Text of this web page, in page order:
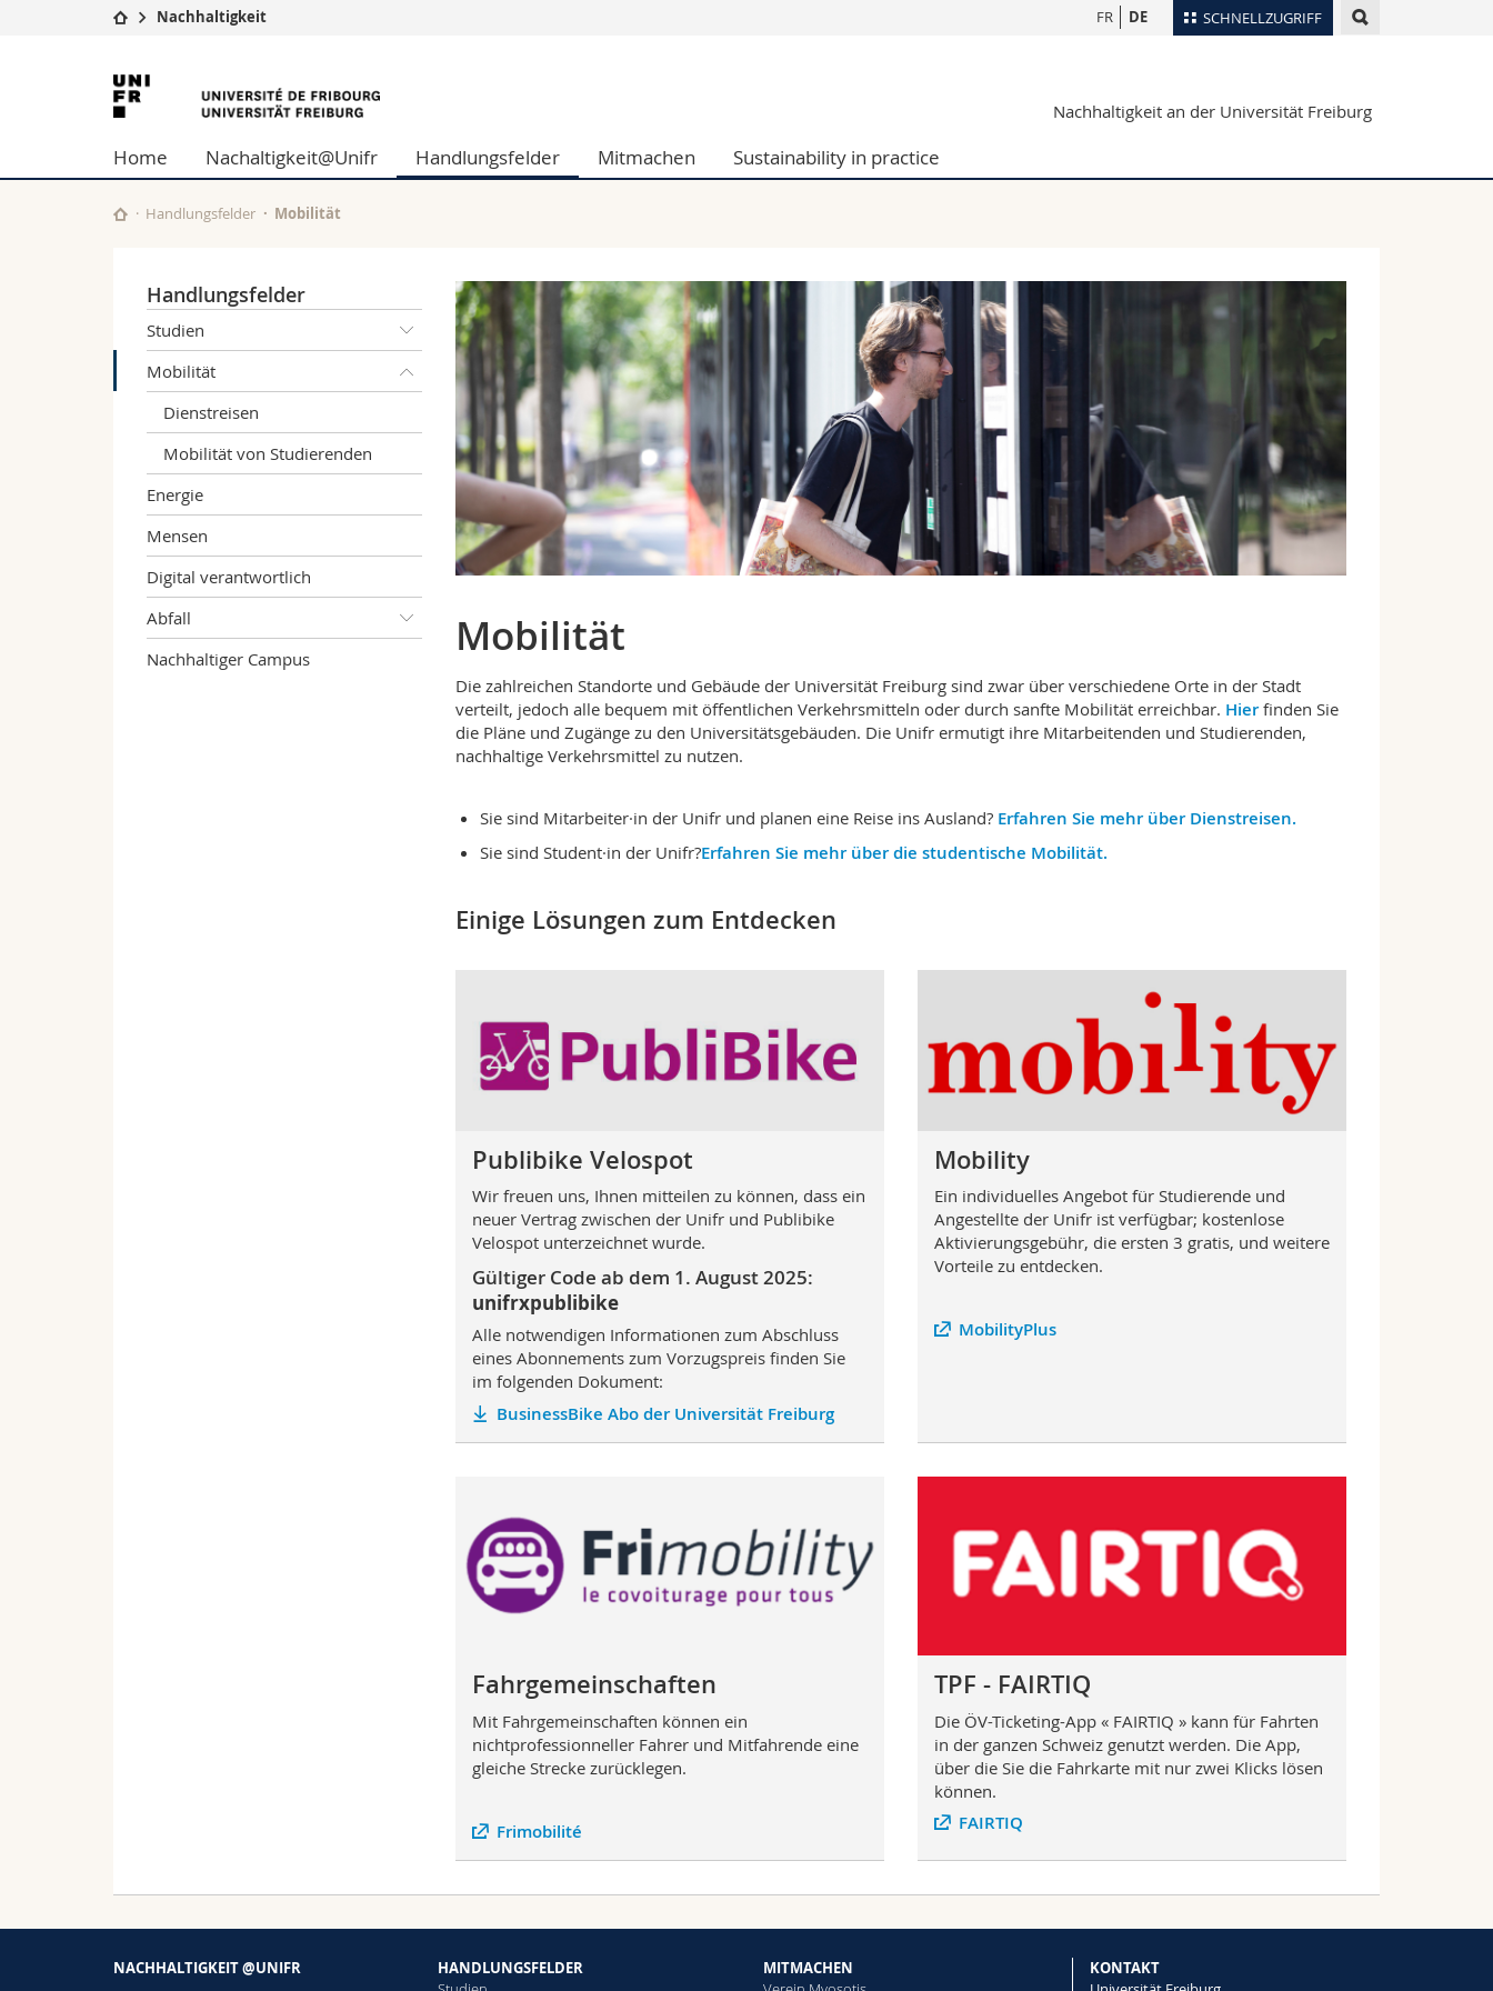
SCHNELLZUGRIFF
Universität
Studium
Forschung
Universität
Weiterbildung
Wirtschafts- und Sozialwissenschaftliche Fak.
Philosophische Fak.
Medien
Forschende
Ortsplan
Webmail
FR DE
Nachhaltigkeit
Universität
Freiburg
Nachhaltigkeit an der Universität Freiburg
Home Nachaltigkeit@Unifr Handlungsfelder Mitmachen Sustainability in practice
Handlungsfelder Mobilität
Handlungsfelder
Studien
Mobilität
Dienstreisen
Mobilität von Studierenden
Energie
Mensen
Digital verantwortlich
Abfall
Nachhaltiger Campus
Mobilität
Die zahlreichen Standorte und Gebäude der Universität Freiburg sind zwar über verschiedene Orte in der Stadt
verteilt, jedoch alle bequem mit öffentlichen Verkehrsmitteln oder durch sanfte Mobilität erreichbar. Hierfinden Sie
die Pläne und Zugänge zu den Universitätsgebäuden. Die Unifr ermutigt ihre Mitarbeitenden und Studierenden,
nachhaltige Verkehrsmittel zu nutzen.
Sie sind Mitarbeiter·in der Unifr und planen eine Reise ins Ausland? Erfahren Sie mehr über Dienstreisen.
Sie sind Student·in der Unifr?Erfahren Sie mehr über die studentische Mobilität.
Einige Lösungen zum Entdecken
Publibike Velospot
Wir freuen uns, Ihnen mitteilen zu können, dass ein
neuer Vertrag zwischen der Unifr und Publibike
Velospot unterzeichnet wurde.
Gültiger Code ab dem 1. August 2025:
unifrxpublibike
Alle notwendigen Informationen zum Abschluss
eines Abonnements zum Vorzugspreis finden Sie
im folgenden Dokument:
BusinessBike Abo der Universität Freiburg
Mobility
Ein individuelles Angebot für Studierende und
Angestellte der Unifr ist verfügbar; kostenlose
Aktivierungsgebühr, die ersten 3 gratis, und weitere
Vorteile zu entdecken.
MobilityPlus
Fahrgemeinschaften
Mit Fahrgemeinschaften können ein
nichtprofessionneller Fahrer und Mitfahrende eine
gleiche Strecke zurücklegen.
Frimobilité
TPF - FAIRTIQ
Die ÖV-Ticketing-App « FAIRTIQ » kann für Fahrten
in der ganzen Schweiz genutzt werden. Die App,
über die Sie die Fahrkarte mit nur zwei Klicks lösen
können.
FAIRTIQ
NACHHALTIGKEIT @UNIFR
HANDLUNGSFELDER
MITMACHEN
KONTAKT